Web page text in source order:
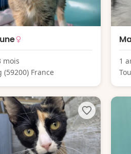
mois
(59200) France
1